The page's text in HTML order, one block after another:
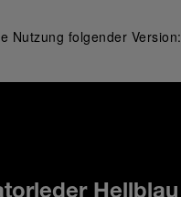
Nutzung folgender Version: